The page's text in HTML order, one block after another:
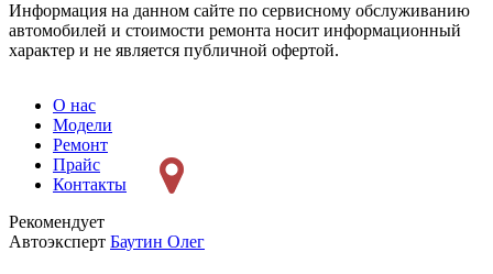
Информация на данном сайте по сервисному обслуживанию
автомобилей и стоимости ремонта носит информационный
характер и не является публичной офертой.
О нас
Модели
Ремонт
Прайс
Контакты
Рекомендует
Автоэксперт Баутин Олег